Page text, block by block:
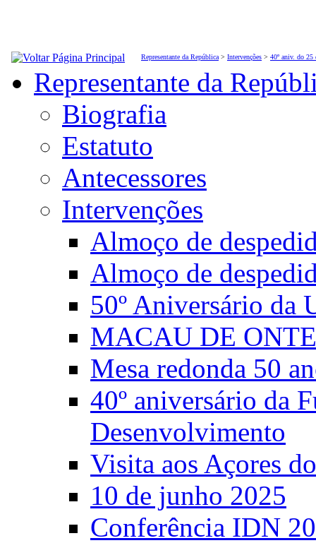
Representante da República > Intervenções > 40º aniv. do 25
Representante da
Biografia
Estatuto
Antecessores
Intervenções
Almoço de
Almoço de
50º Aniversário da
MACAU DE
Mesa redonda 50
40º aniversário da
Desenvolvimento
Visita aos Açores
10 de junho 2025
Conferência IDN